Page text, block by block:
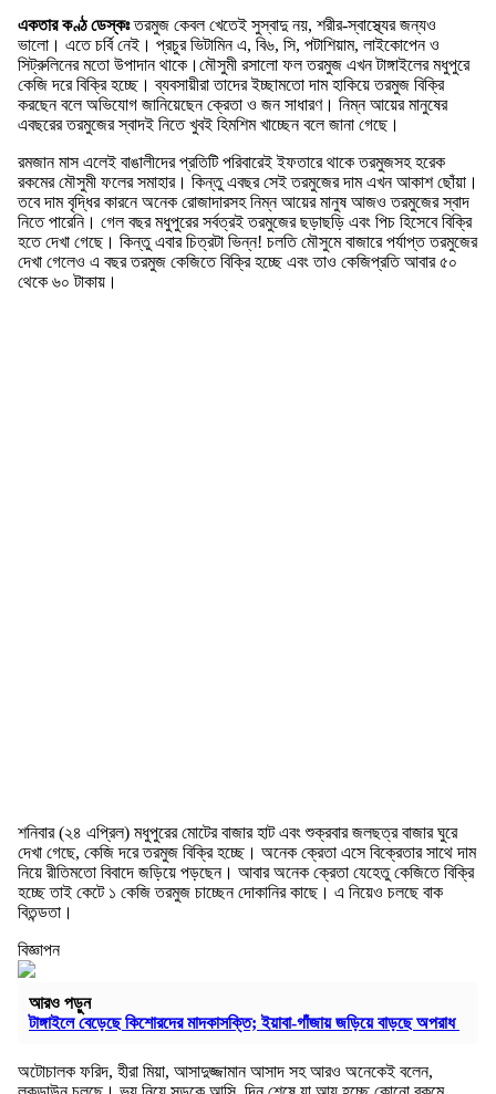
একতার কণ্ঠ ডেস্কঃতরমুজ কেবল খেতেই সুস্বাদু নয়, শরীর-স্বাস্থ্যের জন্যও
ভালো। এতে চর্বি নেই। প্রচুর ভিটামিন এ, বি৬, সি, পটাশিয়াম, লাইকোপেন ও
সিট্রুলিনের মতো উপাদান থাকে।মৌসুমী রসালো ফল তরমুজ এখন টাঙ্গাইলের মধুপুরে
কেজি দরে বিক্রি হচ্ছে। ব্যবসায়ীরা তাদের ইচ্ছামতো দাম হাকিয়ে তরমুজ বিক্রি
করছেন বলে অভিযোগ জানিয়েছেন ক্রেতা ও জন সাধারণ। নিম্ন আয়ের মানুষের
এবছরের তরমুজের স্বাদই নিতে খুবই হিমশিম খাচ্ছেন বলে জানা গেছে।
রমজান মাস এলেই বাঙালীদের প্রতিটি পরিবারেই ইফতারে থাকে তরমুজসহ হরেক
রকমের মৌসুমী ফলের সমাহার। কিন্তু এবছর সেই তরমুজের দাম এখন আকাশ ছোঁয়া।
তবে দাম বৃদ্ধির কারনে অনেক রোজাদারসহ নিম্ন আয়ের মানুষ আজও তরমুজের স্বাদ
নিতে পারেনি। গেল বছর মধুপুরের সর্বত্রই তরমুজের ছড়াছড়ি এবং পিচ হিসেবে বিক্রি
হতে দেখা গেছে। কিন্তু এবার চিত্রটা ভিন্ন! চলতি মৌসুমে বাজারে পর্যাপ্ত তরমুজের
দেখা গেলেও এ বছর তরমুজ কেজিতে বিক্রি হচ্ছে এবং তাও কেজিপ্রতি আবার ৫০
থেকে ৬০ টাকায়।
শনিবার (২৪ এপ্রিল) মধুপুরের মোটের বাজার হাট এবং শুক্রবার জলছত্র বাজার ঘুরে
দেখা গেছে, কেজি দরে তরমুজ বিক্রি হচ্ছে। অনেক ক্রেতা এসে বিক্রেতার সাথে দাম
নিয়ে রীতিমতো বিবাদে জড়িয়ে পড়ছেন। আবার অনেক ক্রেতা যেহেতু কেজিতে বিক্রি
হচ্ছে তাই কেটে ১ কেজি তরমুজ চাচ্ছেন দোকানির কাছে। এ নিয়েও চলছে বাক
বিতন্ডতা।
বিজ্ঞাপন
আরও পড়ুন
টাঙ্গাইলে বেড়েছে কিশোরদের মাদকাসক্তি; ইয়াবা-গাঁজায় জড়িয়ে বাড়ছে অপরাধ
অটোচালক ফরিদ, হীরা মিয়া, আসাদুজ্জামান আসাদ সহ আরও অনেকেই বলেন,